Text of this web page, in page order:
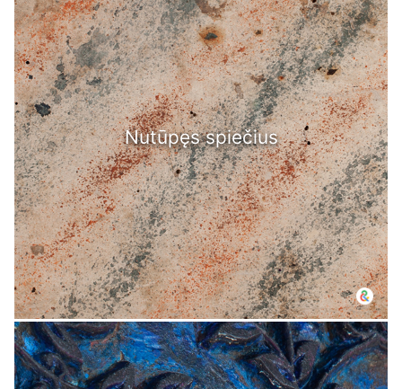
Nutūpęs spiečius